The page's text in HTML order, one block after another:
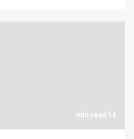
14 min read